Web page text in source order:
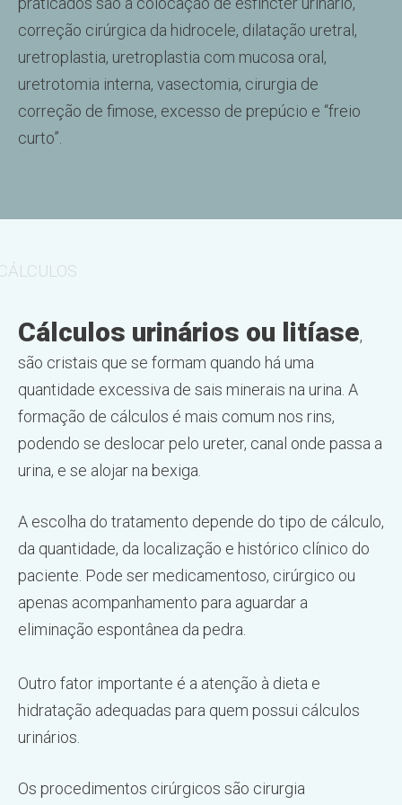
correção cirúrgica da hidrocele, dilatação uretral,
uretroplastia, uretroplastia com mucosa oral,
uretrotomia interna, vasectomia, cirurgia de
correção de fimose, excesso de prepúcio e “freio
curto”.
Cálculos urinários ou litíase,
são cristais que se formam quando há uma
quantidade excessiva de sais minerais na urina. A
formação de cálculos é mais comum nos rins,
podendo se deslocar pelo ureter, canal onde passa a
urina, e se alojar na bexiga.
A escolha do tratamento depende do tipo de cálculo,
da quantidade, da localização e histórico clínico do
paciente. Pode ser medicamentoso, cirúrgico ou
apenas acompanhamento para aguardar a
eliminação espontânea da pedra.
Outro fator importante é a atenção à dieta e
hidratação adequadas para quem possui cálculos
urinários.
Os procedimentos cirúrgicos são cirurgia